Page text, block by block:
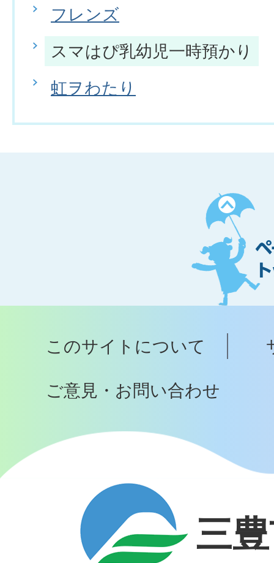
フレンズ
スマはぴ乳幼児一時預かり
虹ヲわたり
ペ
ー
ジ
ト
ッ
へ
このサイトについて
ご意見・お問い合わせ
三